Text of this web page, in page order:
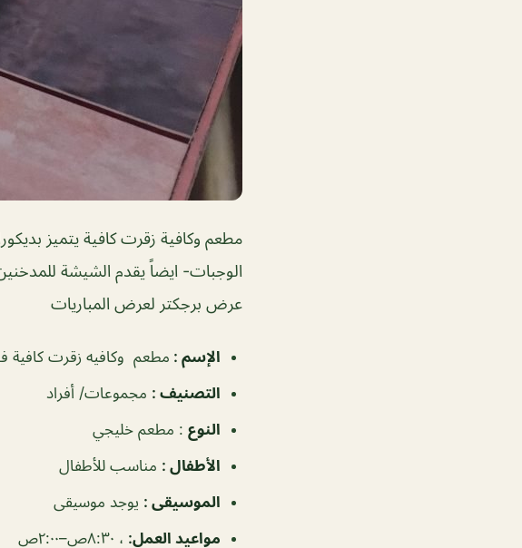
مطعم وكافية زقرت كافية يتميز
الوجبات- ايضاً يقدم الشيشة
عرض برجكتر لعرض المباريات
الإسم : مطعم وكافيه زقرت كافية
التصنيف : مجموعات/ أفراد
النوع : مطعم خليجي
الأطفال : مناسب للأطفال
الموسيقى : يوجد موسيقى
مواعيد العمل: ، ٨:٣٠ص–٢:٠٠ص